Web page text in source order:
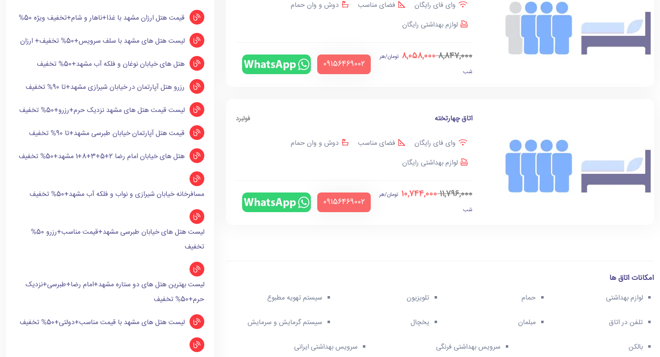
وای فای رایگان فضای مناسب
دوش و وان حمام
لوازم بهداشتی رایگان
8,847,000
8,058,000 تومان/هر
شب
‪09156469002‬
اتاق چهارتخته فولبرد
وای فای رایگان فضای مناسب
دوش و وان حمام
لوازم بهداشتی رایگان
11,796,000
10,744,000 تومان/هر
شب
‪09156469002‬
امکانات اتاق ها
لوازم بهداشتی حمام تلویزیون سیستم تهویه مطبوع
تلفن در اتاق مبلمان یخچال سیستم گرمایش و سرمایش
بالکن سرویس بهداشتی فرنگی سرویس بهداشتی ایرانی
قیمت هتل ارزان مشهد با غذا+ناهار و شام+تخفیف ویژه 50%
لیست هتل های مشهد با سلف سرویس+50% تخفیف+ ارزان
هتل های خیابان نوغان و فلکه آب مشهد+50% تخفیف
رزرو هتل آپارتمان در خیابان شیرازی مشهد+تا 90% تخفیف
لیست قیمت هتل های مشهد نزدیک حرم+رزرو+50% تخفیف
قیمت هتل آپارتمان خیابان طبرسی مشهد+تا 90% تخفیف
هتل های خیابان امام رضا 2+5+3+8+1 مشهد+50% تخفیف
مسافرخانه خیابان شیرازی و نواب و فلکه آب مشهد+50% تخفیف
لیست هتل های خیابان طبرسی مشهد+قیمت مناسب+رزرو 50%
تخفیف
لیست بهترین هتل های دو ستاره مشهد+امام رضا+طبرسی+نزدیک
حرم+50% تخفیف
لیست هتل های مشهد با قیمت مناسب+دولتی+50% تخفیف